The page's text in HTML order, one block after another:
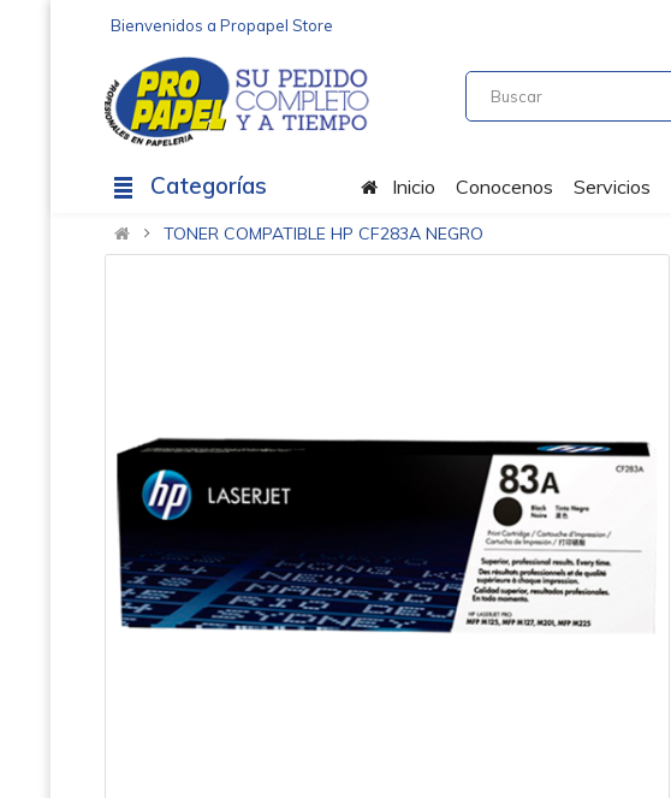
Bienvenidos a Propapel Store
Categorías Inicio Conocenos Servicios
TONER COMPATIBLE HP CF283A NEGRO